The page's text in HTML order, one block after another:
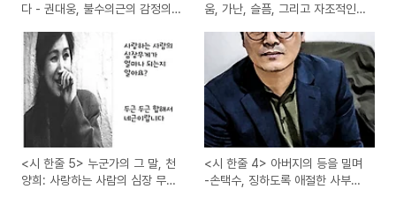
다 - 권대웅, 불수의근의 감정의
움, 가난, 슬픔, 그리고 자조적인
리, 긍정적인밥, 소스라치다, 섣달
그믐, 선천성그리움
<시 한줄 5> 누군가의 그 말, 천
양희: 사랑하는 사람의 심장 무게
<시 한줄 4> 아버지의 등을 밀며
-손택수, 징하도록 애절한 사부곡